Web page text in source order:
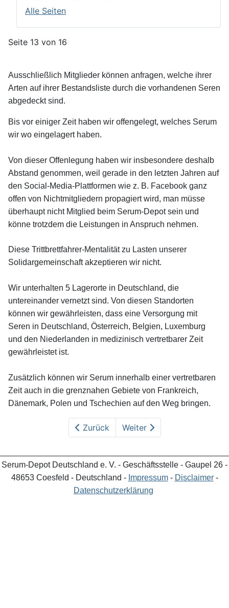
Alle Seiten
Seite 13 von 16
Ausschließlich Mitglieder können anfragen, welche ihrer
Arten auf ihrer Bestandsliste durch die vorhandenen Seren
abgedeckt sind.
Bis vor einiger Zeit haben wir offengelegt, welches Serum
wir wo eingelagert haben.
Von dieser Offenlegung haben wir insbesondere deshalb
Abstand genommen, weil gerade in den letzten Jahren auf
den Social-Media-Plattformen wie z. B. Facebook ganz
offen von Nichtmitgliedern propagiert wird, man müsse
überhaupt nicht Mitglied beim Serum-Depot sein und
könne trotzdem die Leistungen in Anspruch nehmen.
Diese Trittbrettfahrer-Mentalität zu Lasten unserer
Solidargemeinschaft akzeptieren wir nicht.
Wir unterhalten 5 Lagerorte in Deutschland, die
untereinander vernetzt sind. Von diesen Standorten
können wir gewährleisten, dass eine Versorgung mit
Seren in Deutschland, Österreich, Belgien, Luxemburg
und den Niederlanden in medizinisch vertretbarer Zeit
gewährleistet ist.
Zusätzlich können wir Serum innerhalb einer vertretbaren
Zeit auch in die grenznahen Gebiete von Frankreich,
Dänemark, Polen und Tschechien auf den Weg bringen.
Zurück Weiter
Serum-Depot Deutschland e. V. - Geschäftsstelle - Gaupel 26 -
48653 Coesfeld - Deutschland - Impressum- Disclaimer-
Datenschutzerklärung